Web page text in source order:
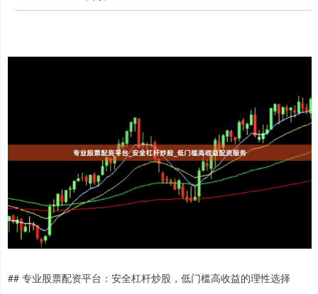
## 专业股票配资平台：安全杠杆炒股，低门槛高收益的理性选择